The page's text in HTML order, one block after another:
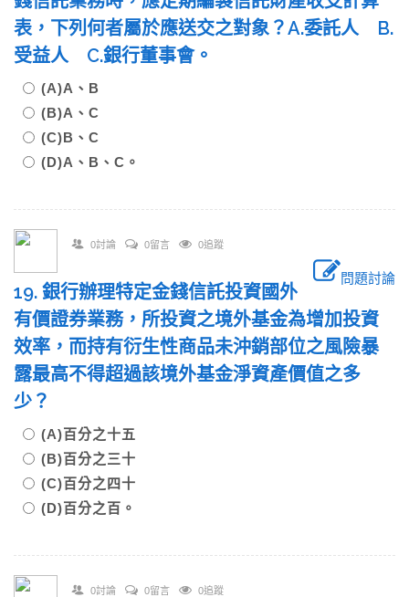
表，下列何者屬於應送交之對象？A.委託人 B.
受益人 C.銀行董事會。
(A)A、B
(B)A、C
(C)B、C
(D)A、B、C。
0討論 0留言 0追蹤
問題討論
19. 銀行辦理特定金錢信託投資國外
有價證券業務，所投資之境外基金為增加投資
效率，而持有衍生性商品未沖銷部位之風險暴
露最高不得超過該境外基金淨資產價值之多
少？
(A)百分之十五
(B)百分之三十
(C)百分之四十
(D)百分之百。
0討論 0留言 0追蹤